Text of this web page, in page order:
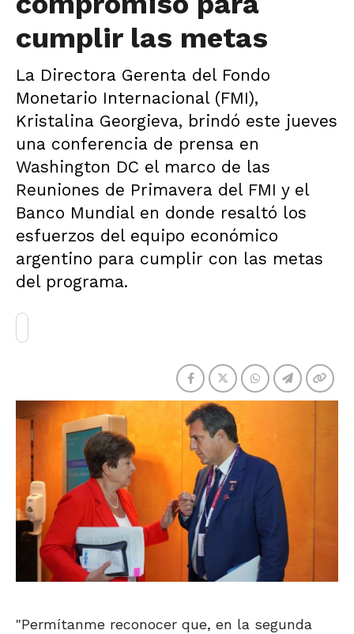
cumplir las metas
La Directora Gerenta del Fondo
Monetario Internacional (FMI),
Kristalina Georgieva, brindó este jueves
una conferencia de prensa en
Washington DC el marco de las
Reuniones de Primavera del FMI y el
Banco Mundial en donde resaltó los
esfuerzos del equipo económico
argentino para cumplir con las metas
del programa.
"Permítanme reconocer que, en la segunda